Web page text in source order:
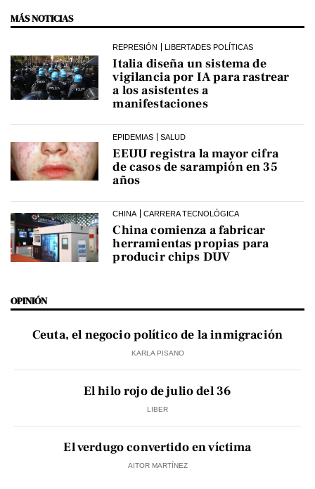
MÁS NOTICIAS
REPRESIÓN LIBERTADES POLÍTICAS
Italia diseña un sistema de
vigilancia por IA para rastrear
a los asistentes a
manifestaciones
EPIDEMIAS SALUD
EEUU registra la mayor cifra
de casos de sarampión en 35
años
CHINA CARRERA TECNOLÓGICA
China comienza a fabricar
herramientas propias para
producir chips DUV
OPINIÓN
Ceuta, el negocio político de la inmigración
KARLA PISANO
El hilo rojo de julio del 36
LIBER
El verdugo convertido en víctima
AITOR MARTÍNEZ